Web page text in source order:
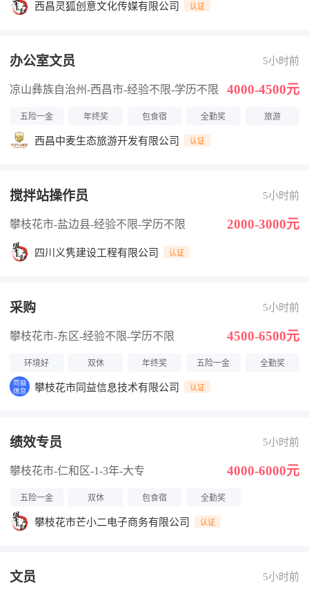
西昌灵狐创意文化传媒有限公司 认证
办公室文员 5小时前
凉山彝族自治州-西昌市-经验不限-学历不限 4000-4500元
五险一金 年终奖 包食宿 全勤奖 旅游
西昌中麦生态旅游开发有限公司 认证
搅拌站操作员 5小时前
攀枝花市-盐边县-经验不限-学历不限 2000-3000元
四川义隽建设工程有限公司 认证
采购 5小时前
攀枝花市-东区-经验不限-学历不限 4500-6500元
环境好 双休 年终奖 五险一金 全勤奖
攀枝花市同益信息技术有限公司 认证
绩效专员 5小时前
攀枝花市-仁和区-1-3年-大专 4000-6000元
五险一金 双休 包食宿 全勤奖
攀枝花市芒小二电子商务有限公司 认证
文员 5小时前